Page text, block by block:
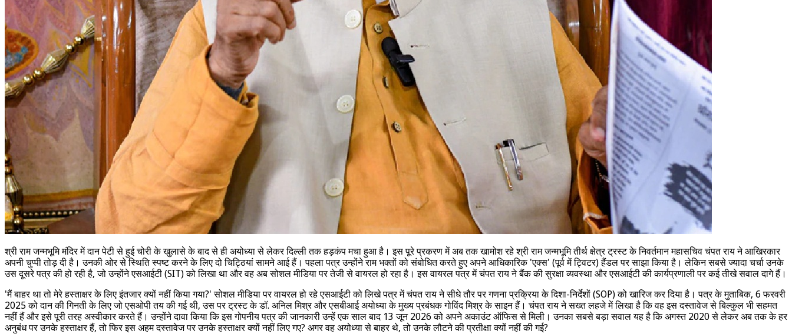
श्री राम जन्मभूमि मंदिर में दान पेटी से हुई चोरी के खुलासे के बाद से ही अयोध्या से लेकर दिल्ली तक हड़कंप मचा हुआ है। इस पूरे प्रकरण में अब तक खामोश रहे श्री राम जन्मभूमि तीर्थ क्षेत्र ट्रस्ट के निवर्तमान महासचिव चंपत राय ने आखिरकार
अपनी चुप्पी तोड़ दी है। उनकी ओर से स्थिति स्पष्ट करने के लिए दो चिट्ठियां सामने आई हैं। पहला पत्र उन्होंने राम भक्तों को संबोधित करते हुए अपने आधिकारिक 'एक्स' (पूर्व में ट्विटर) हैंडल पर साझा किया है। लेकिन सबसे ज्यादा चर्चा उनके
उस दूसरे पत्र की हो रही है, जो उन्होंने एसआईटी (SIT) को लिखा था और वह अब सोशल मीडिया पर तेजी से वायरल हो रहा है। इस वायरल पत्र में चंपत राय ने बैंक की सुरक्षा व्यवस्था और एसआईटी की कार्यप्रणाली पर कई तीखे सवाल दागे हैं।
'मैं बाहर था तो मेरे हस्ताक्षर के लिए इंतजार क्यों नहीं किया गया?' सोशल मीडिया पर वायरल हो रहे एसआईटी को लिखे पत्र में चंपत राय ने सीधे तौर पर गणना प्रक्रिया के दिशा-निर्देशों (SOP) को खारिज कर दिया है। पत्र के मुताबिक, 6 फरवरी
2025 को दान की गिनती के लिए जो एसओपी तय की गई थी, उस पर ट्रस्ट के डॉ. अनिल मिश्र और एसबीआई अयोध्या के मुख्य प्रबंधक गोविंद मिश्र के साइन हैं। चंपत राय ने सख्त लहजे में लिखा है कि वह इस दस्तावेज से बिल्कुल भी सहमत
नहीं हैं और इसे पूरी तरह अस्वीकार करते हैं। उन्होंने दावा किया कि इस गोपनीय पत्र की जानकारी उन्हें एक साल बाद 13 जून 2026 को अपने अकाउंट ऑफिस से मिली। उनका सबसे बड़ा सवाल यह है कि अगस्त 2020 से लेकर अब तक के हर
अनुबंध पर उनके हस्ताक्षर हैं, तो फिर इस अहम दस्तावेज पर उनके हस्ताक्षर क्यों नहीं लिए गए? अगर वह अयोध्या से बाहर थे, तो उनके लौटने की प्रतीक्षा क्यों नहीं की गई?